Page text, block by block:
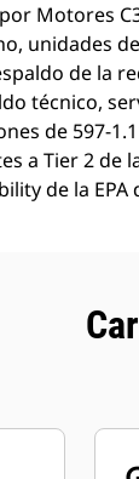
Motores
unidades
de la
técnico,
de 597-
a Tier 2 de
de la